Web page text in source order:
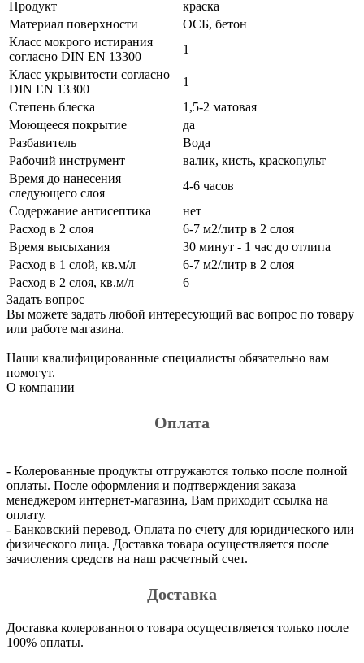
Продукт
краска
Материал поверхности
ОСБ, бетон
Класс мокрого истирания
согласно DIN EN 13300
1
Класс укрывитости согласно
DIN EN 13300
1
Степень блеска
1,5-2 матовая
Моющееся покрытие
да
Разбавитель
Вода
Рабочий инструмент
валик, кисть, краскопульт
Время до нанесения
следующего слоя
4-6 часов
Содержание антисептика
нет
Расход в 2 слоя
6-7 м2/литр в 2 слоя
Время высыхания
30 минут - 1 час до отлипа
Расход в 1 слой, кв.м/л
6-7 м2/литр в 2 слоя
Расход в 2 слоя, кв.м/л
6
Задать вопрос
Вы можете задать любой интересующий вас вопрос по товару
или работе магазина.
Наши квалифицированные специалисты обязательно вам
помогут.
О компании
Оплата
- Колерованные продукты отгружаются только после полной
оплаты. После оформления и подтверждения заказа
менеджером интернет-магазина, Вам приходит ссылка на
оплату.
- Банковский перевод. Оплата по счету для юридического или
физического лица. Доставка товара осуществляется после
зачисления средств на наш расчетный счет.
Доставка
Доставка колерованного товара осуществляется только после
100% оплаты.